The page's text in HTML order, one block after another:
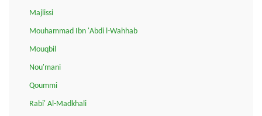
Majlissi
Mouhammad Ibn 'Abdi l-Wahhab
Mouqbil
Nou'mani
Qoummi
Rabi' Al-Madkhali